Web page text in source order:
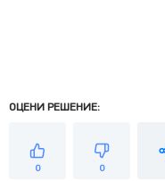
ОЦЕНИ РЕШЕНИЕ:
0 0